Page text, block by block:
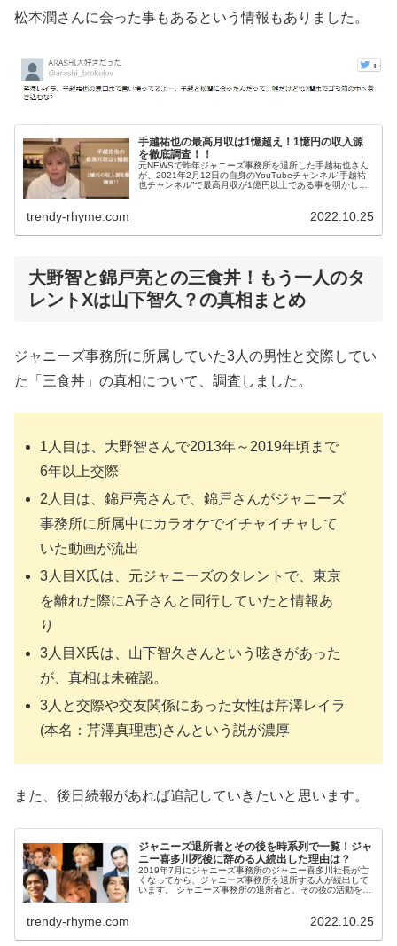
松本潤さんに会った事もあるという情報もありました。
手越祐也の最高月収は1憶超え！1憶円の収入源
を徹底調査！！
元NEWSで昨年ジャニーズ事務所を退所した手越祐也さん
が、2021年2月12日の自身のYouTubeチャンネル”手越祐
也チャンネル”で最高月収が1億円以上である事を明かしま
trendy-rhyme.com 2022.10.25
大野智と錦戸亮との三食丼！もう一人のタ
レントXは山下智久？の真相まとめ
ジャニーズ事務所に所属していた3人の男性と交際してい
た「三食丼」の真相について、調査しました。
1人目は、大野智さんで2013年～2019年頃まで
6年以上交際
2人目は、錦戸亮さんで、錦戸さんがジャニーズ
事務所に所属中にカラオケでイチャイチャして
いた動画が流出
3人目X氏は、元ジャニーズのタレントで、東京
を離れた際にA子さんと同行していたと情報あ
り
3人目X氏は、山下智久さんという呟きがあった
が、真相は未確認。
3人と交際や交友関係にあった女性は芹澤レイラ
(本名：芹澤真理恵)さんという説が濃厚
また、後日続報があれば追記していきたいと思います。
ジャニーズ退所者とその後を時系列で一覧！ジャ
ニー喜多川死後に辞める人続出した理由は？
2019年7月にジャニーズ事務所のジャニー喜多川社長が亡
くなってから、ジャニーズ事務所を退所する人が続出して
います。 ジャニーズ事務所の退所者と、その後の活動を時
trendy-rhyme.com 2022.10.25